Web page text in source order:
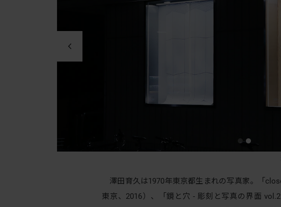
澤田育久は1970年東京都生まれの写真家。「
東京、2016）、「鏡と穴 - 彫刻と写真の界面